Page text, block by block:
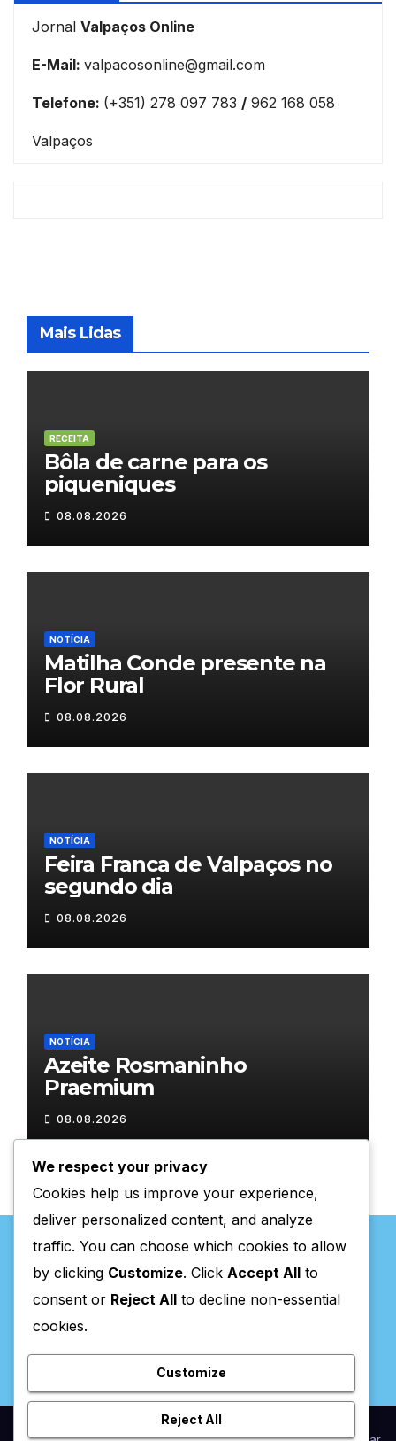
Jornal Valpaços Online
E-Mail: valpacosonline@gmail.com
Telefone: (+351) 278 097 783 / 962 168 058
Valpaços
Mais Lidas
RECEITA
Bôla de carne para os
piqueniques
08.08.2026
NOTÍCIA
Matilha Conde presente na
Flor Rural
08.08.2026
NOTÍCIA
Feira Franca de Valpaços no
segundo dia
08.08.2026
NOTÍCIA
Azeite Rosmaninho
Praemium
08.08.2026
Valpaços Online
We respect your privacy
Cookies help us improve your experience,
deliver personalized content, and analyze
traffic. You can choose which cookies to allow
by clicking Customize. Click Accept All to
consent or Reject All to decline non-essential
cookies.
Customize
Reject All